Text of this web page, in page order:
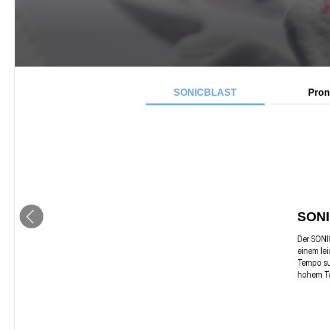
SONICBLAST
Der
einem
Tempo
hohem